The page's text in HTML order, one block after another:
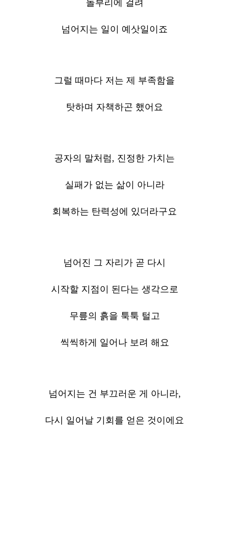
돌부리에 걸려
넘어지는 일이 예삿일이죠
그럴 때마다 저는 제 부족함을
탓하며 자책하곤 했어요
공자의 말처럼, 진정한 가치는
실패가 없는 삶이 아니라
회복하는 탄력성에 있더라구요
넘어진 그 자리가 곧 다시
시작할 지점이 된다는 생각으로
무릎의 흙을 툭툭 털고
씩씩하게 일어나 보려 해요
넘어지는 건 부끄러운 게 아니라,
다시 일어날 기회를 얻은 것이에요